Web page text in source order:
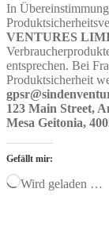
In
VENTURES
entsprechen. Bei
Produktsicherheit
123 Main Street,
Mesa Geitonia,
Gefällt mir:
Wird geladen …